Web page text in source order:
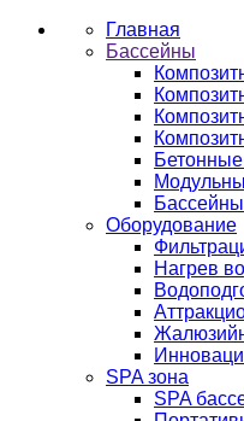
Главная
Бассейны
Оборудование
Нагрев
SPA зона
SPA